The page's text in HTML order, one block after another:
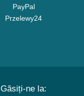
PayPal
Przelewy24
Găsiți-ne la: